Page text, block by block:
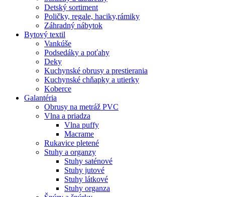
Detský sortiment
Poličky, regale, haciky,rámiky
Záhradný nábytok
Bytový textil
Vankúše
Podsedáky a poťahy
Deky
Kuchynské obrusy a prestierania
Kuchynské chňapky a utierky
Koberce
Galantéria
Obrusy na metráž PVC
Vlna a priadza
Vlna puffy
Macrame
Rukavice pletené
Stuhy a organzy
Stuhy saténové
Stuhy jutové
Stuhy látkové
Stuhy organza